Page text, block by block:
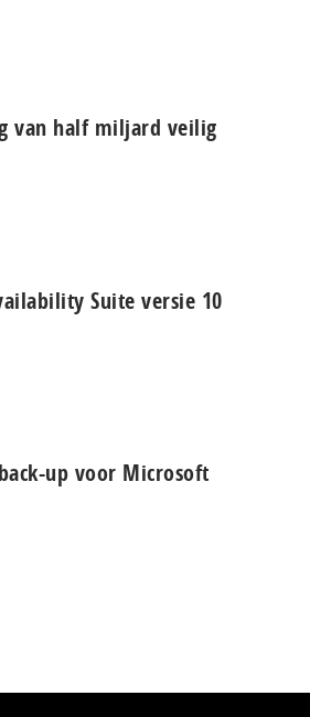
van half miljard veilig
Suite versie 10
up voor Microsoft